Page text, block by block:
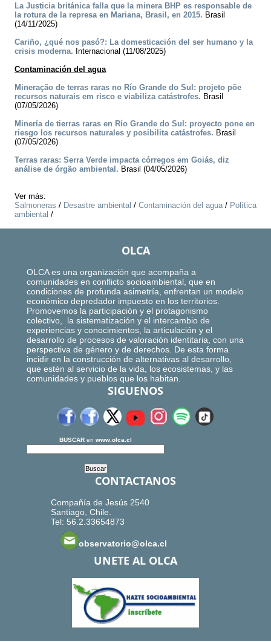
La Justicia británica falla que la minera BHP es responsable de
la rotura de la represa en Mariana, Brasil, en 2015. Brasil
(14/11/2025)
Cariño, ¿qué nos pasó?: La domesticación del ser humano y la
crisis moderna. Internacional (11/08/2025)
Contaminación del agua
Mineração de terras raras no Río Grande do Sul: projeto põe
recursos naturais em risco e viabiliza catástrofes. Brasil
(07/05/2026)
Minería de tierras raras en Río Grande do Sul: proyecto pone en
riesgo los recursos naturales y posibilita catástrofes. Brasil
(07/05/2026)
Terras raras: Serra Verde impacta córregos em Goiás, diz
análise de órgão ambiental. Brasil (04/05/2026)
Ver más:
Salmoneras / Desastre ambiental / Contaminación del agua/ Política
ambiental /
OLCA
OLCA es una organización que acompaña a
comunidades en conflicto socioambiental, que en
condiciones de profunda asimetría, enfrentan un modelo
económico depredador impuesto en los territorios.
Promovemos la participación y el protagonismo
colectivo, la sistematización y el intercambio de
experiencias y conocimientos, la articulación y el
desarrollo de procesos de valoración identitaria, con una
perspectiva de género y de derechos. De esta forma
incidir en la construcción de alternativas al desarrollo,
que estén al servicio de la vida, los ecosistemas, y las
comunidades y pueblos que los habitan.
SIGUENOS
BUSCAR en www.olca.cl
CONTACTANOS
Compañía de Jesús 2540
Santiago, Chile.
Tel: 56.2.33654873
observatorio@olca.cl
UNETE AL OLCA